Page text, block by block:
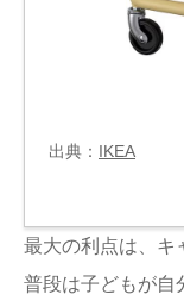
出典： IKEA
最大の利点は、キ
普段は子どもが自